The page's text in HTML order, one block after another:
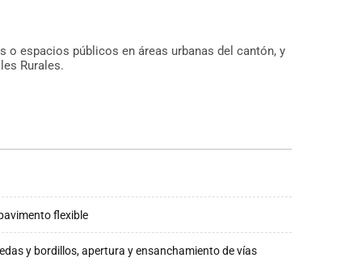
espacios públicos en áreas urbanas del cantón, y
Rurales.
flexible
y bordillos, apertura y ensanchamiento de vías